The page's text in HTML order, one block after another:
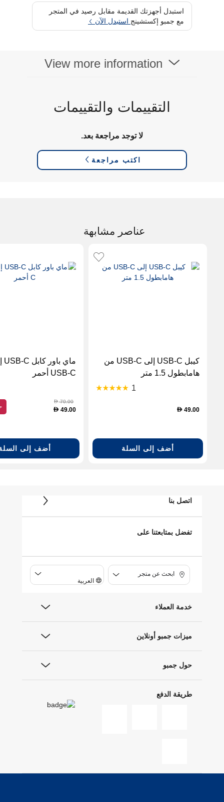
استبدل أجهزتك القديمة مقابل رصيد في المتجر
مع جمبو إكستشينج استبدل الآن
View more information
التقييمات والتقييمات
لا توجد مراجعة بعد.
اكتب مراجعة
عناصر مشابهة
كيبل USB-C إلى USB-C من
هامابطول 1.5 متر
1
D 49.00
أضف إلى السلة
USB-C أحمر
D70.00
D 49.00
أضف إلى
اتصل بنا
تفضل بمتابعتنا على
ابحث عن متجر
العربية
خدمة العملاء
ميزات جمبو أونلاين
حول جمبو
طريقة الدفع